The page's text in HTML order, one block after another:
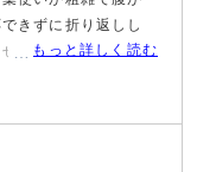
きずに折り返しし
んでした。
もっと詳しく読む